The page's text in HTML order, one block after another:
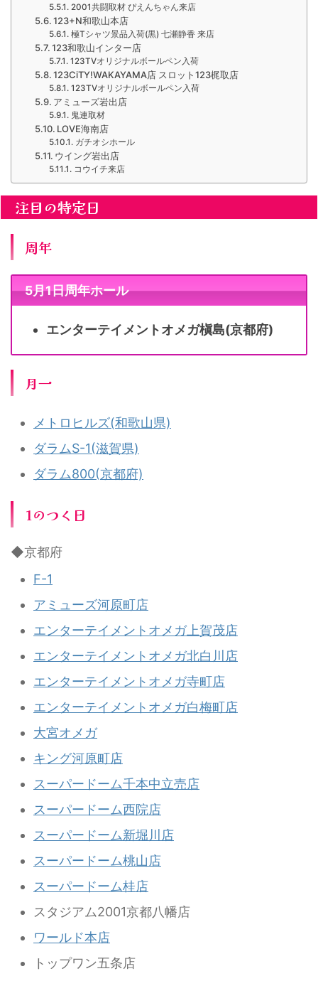
2001共闘取材 ぴえんちゃん来店
123+N和歌山本店
極Tシャツ景品入荷(黒) 七瀬静香 来店
123和歌山インター店
123TVオリジナルボールペン入荷
123CiTY!WAKAYAMA店 スロット123梶取店
123TVオリジナルボールペン入荷
アミューズ岩出店
鬼連取材
LOVE海南店
ガチオシホール
ウイング岩出店
コウイチ来店
注目の特定日
周年
5月1日周年ホール
エンターテイメントオメガ槇島(京都府)
月一
メトロヒルズ(和歌山県)
ダラムS-1(滋賀県)
ダラム800(京都府)
1のつく日
◆京都府
F-1
アミューズ河原町店
エンターテイメントオメガ上賀茂店
エンターテイメントオメガ北白川店
エンターテイメントオメガ寺町店
エンターテイメントオメガ白梅町店
大宮オメガ
キング河原町店
スーパードーム千本中立売店
スーパードーム西院店
スーパードーム新堀川店
スーパードーム桃山店
スーパードーム桂店
スタジアム2001京都八幡店
ワールド本店
トップワン五条店